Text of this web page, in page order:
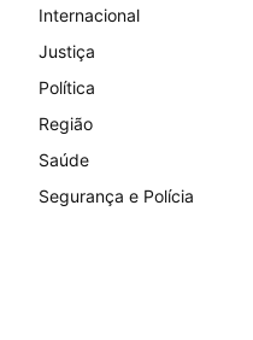
Internacional
Justiça
Política
Região
Saúde
Segurança e Polícia